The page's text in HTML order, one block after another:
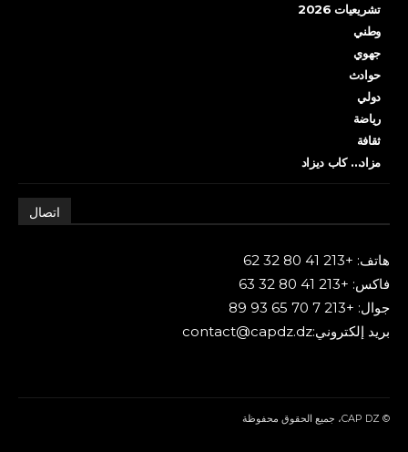
تشريعيات 2026
وطني
جهوي
حوادث
دولي
رياضة
ثقافة
مزاد… كاب ديزاد
اتصال
هاتف: +213 41 80 32 62
فاكس: +213 41 80 32 63
جوال: +213 7 70 65 93 89
بريد إلكتروني:contact@capdz.dz
© CAP DZ، جميع الحقوق محفوظة